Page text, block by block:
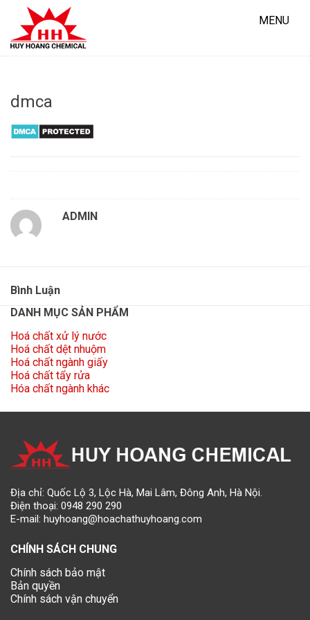
content
MENU
dmca
ADMIN
Bình Luận
DANH MỤC SẢN PHẨM
Hoá chất xử lý nước
Hoá chất dệt nhuộm
Hoá chất ngành giấy
Hoá chất tẩy rửa
Hóa chất ngành khác
Địa chỉ: Quốc Lộ 3, Lộc Hà, Mai Lâm, Đông Anh, Hà Nội.
Điện thoại: 0948 290 290
E-mail: huyhoang@hoachathuyhoang.com
CHÍNH SÁCH CHUNG
Chính sách bảo mật
Bản quyền
Chính sách vận chuyển